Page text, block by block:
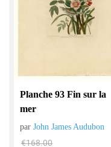
Planche 93 Fin sur la
mer
parJohn James Audubon
€168.00